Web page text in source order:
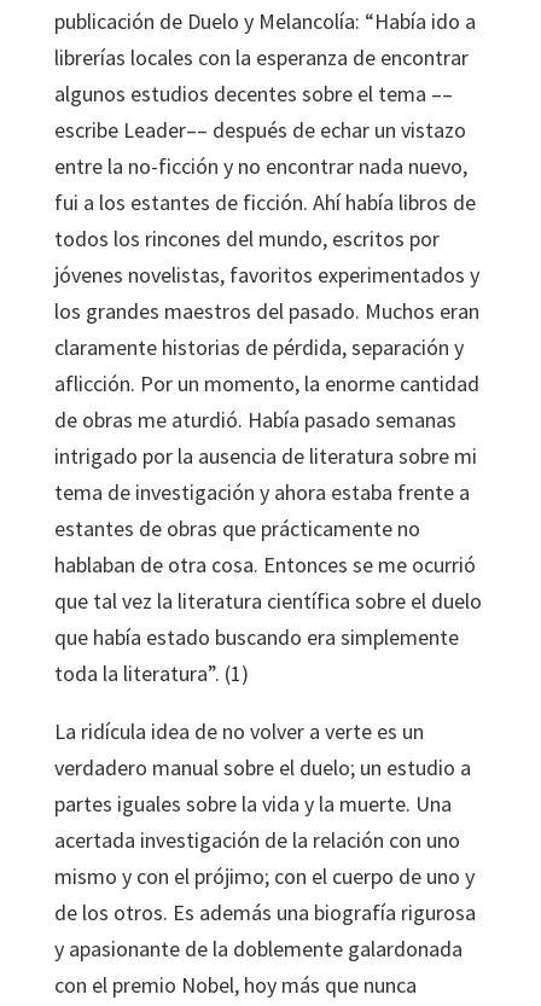
publicación de Duelo y Melancolía: “Había ido a
librerías locales con la esperanza de encontrar
algunos estudios decentes sobre el tema ––
escribe Leader–– después de echar un vistazo
entre la no-ficción y no encontrar nada nuevo,
fui a los estantes de ficción. Ahí había libros de
todos los rincones del mundo, escritos por
jóvenes novelistas, favoritos experimentados y
los grandes maestros del pasado. Muchos eran
claramente historias de pérdida, separación y
aflicción. Por un momento, la enorme cantidad
de obras me aturdió. Había pasado semanas
intrigado por la ausencia de literatura sobre mi
tema de investigación y ahora estaba frente a
estantes de obras que prácticamente no
hablaban de otra cosa. Entonces se me ocurrió
que tal vez la literatura científica sobre el duelo
que había estado buscando era simplemente
toda la literatura”. (1)
La ridícula idea de no volver a verte es un
verdadero manual sobre el duelo; un estudio a
partes iguales sobre la vida y la muerte. Una
acertada investigación de la relación con uno
mismo y con el prójimo; con el cuerpo de uno y
de los otros. Es además una biografía rigurosa
y apasionante de la doblemente galardonada
con el premio Nobel, hoy más que nunca